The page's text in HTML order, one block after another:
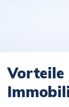
Vorteile